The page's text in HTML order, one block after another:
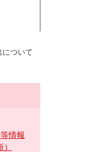
ついて
情報